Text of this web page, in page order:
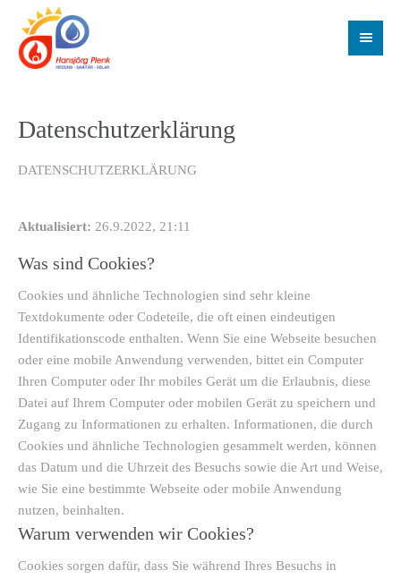
Datenschutzerklärung
DATENSCHUTZERKLÄRUNG
Aktualisiert: 26.9.2022, 21:11
Was sind Cookies?
Cookies und ähnliche Technologien sind sehr kleine
Textdokumente oder Codeteile, die oft einen eindeutigen
Identifikationscode enthalten. Wenn Sie eine Webseite besuchen
oder eine mobile Anwendung verwenden, bittet ein Computer
Ihren Computer oder Ihr mobiles Gerät um die Erlaubnis, diese
Datei auf Ihrem Computer oder mobilen Gerät zu speichern und
Zugang zu Informationen zu erhalten. Informationen, die durch
Cookies und ähnliche Technologien gesammelt werden, können
das Datum und die Uhrzeit des Besuchs sowie die Art und Weise,
wie Sie eine bestimmte Webseite oder mobile Anwendung
nutzen, beinhalten.
Warum verwenden wir Cookies?
Cookies sorgen dafür, dass Sie während Ihres Besuchs in